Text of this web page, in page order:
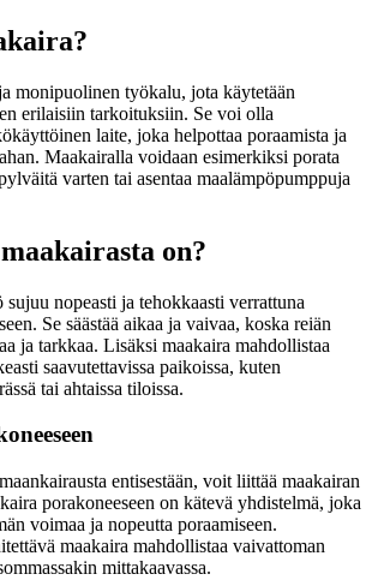
monipuolinen työkalu, jota käytetään
erilaisiin tarkoituksiin. Se voi olla
laite, joka helpottaa poraamista ja
Maakairalla voidaan esimerkiksi porata
varten tai asentaa maalämpöpumppuja
on?
nopeasti ja tehokkaasti verrattuna
Se säästää aikaa ja vaivaa, koska reiän
ja tarkkaa. Lisäksi maakaira mahdollistaa
saavutettavissa paikoissa, kuten
tai ahtaissa tiloissa.
entisestään, voit liittää maakairan
porakoneeseen on kätevä yhdistelmä, joka
voimaa ja nopeutta poraamiseen.
maakaira mahdollistaa vaivattoman
mittakaavassa.